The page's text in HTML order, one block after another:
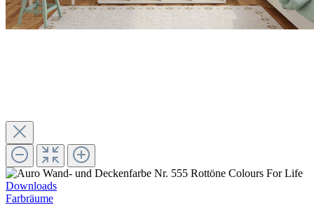
Downloads
Farbräume